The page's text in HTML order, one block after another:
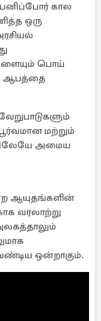
கால
ஒரு
பொய்
ஆபத்தை
மற்றும்
அமைய
ஆயுதங்களின்
வரலாற்று
ஒன்றாகும்.